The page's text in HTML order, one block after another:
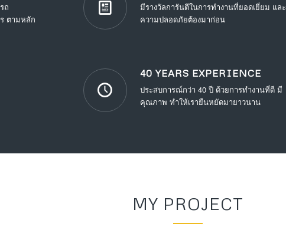
ถ
ตามหลัก
มีรางวัลการันตีในการทำงานที่ยอดเยี่ยม และ
ความปลอดภัยต้องมาก่อน
40 YEARS EXPERIENCE
ประสบการณ์กว่า 40 ปี ด้วยการทำงานที่ดี มี
คุณภาพ ทำให้เรายืนหยัดมายาวนาน
MY PROJECT